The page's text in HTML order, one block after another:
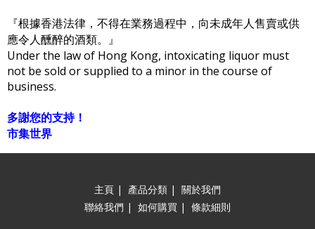
『根據香港法律，不得在業務過程中，向未成年人售賣或供
應令人醺醉的酒類。』
Under the law of Hong Kong, intoxicating liquor must
not be sold or supplied to a minor in the course of
business.
多謝您的支持！
市集世界
主頁 | 產品分類 | 關於我們
聯絡我們 | 如何購買 | 條款細則